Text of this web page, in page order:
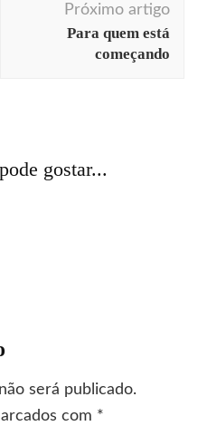
Próximo artigo
Para quem está
começando
gostar...
será publicado.
com *